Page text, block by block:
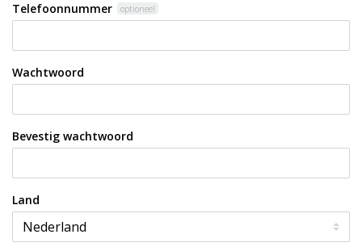
Telefoonnummer optioneel
Wachtwoord
Bevestig wachtwoord
Land